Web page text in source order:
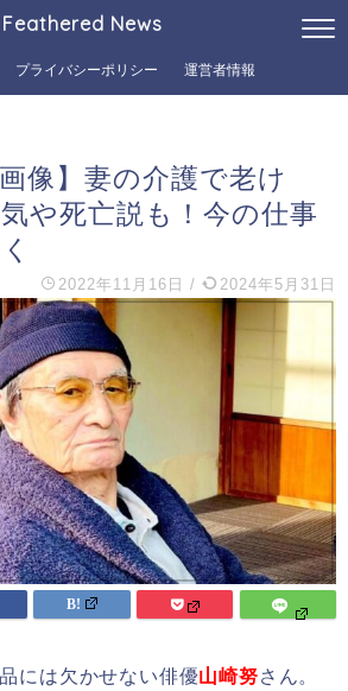
Feathered News
プライバシーポリシー 運営者情報
像】妻の介護で老け
や死亡説も！今の仕事
2022年11月16日 / 2024年5月31日
には欠かせない俳優山崎努さん。